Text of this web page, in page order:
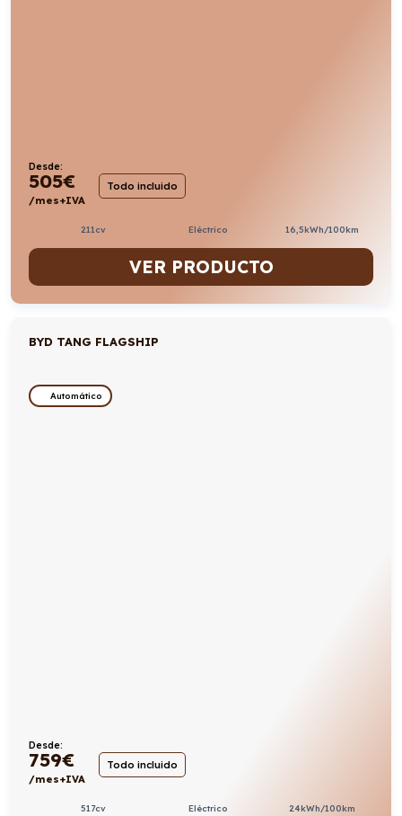
Desde:
505€
/mes+IVA
Todo incluido
211cv Eléctrico 16,5kWh/100km
VER PRODUCTO
BYD TANG FLAGSHIP
Automático
Desde:
759€
/mes+IVA
Todo incluido
517cv Eléctrico 24kWh/100km